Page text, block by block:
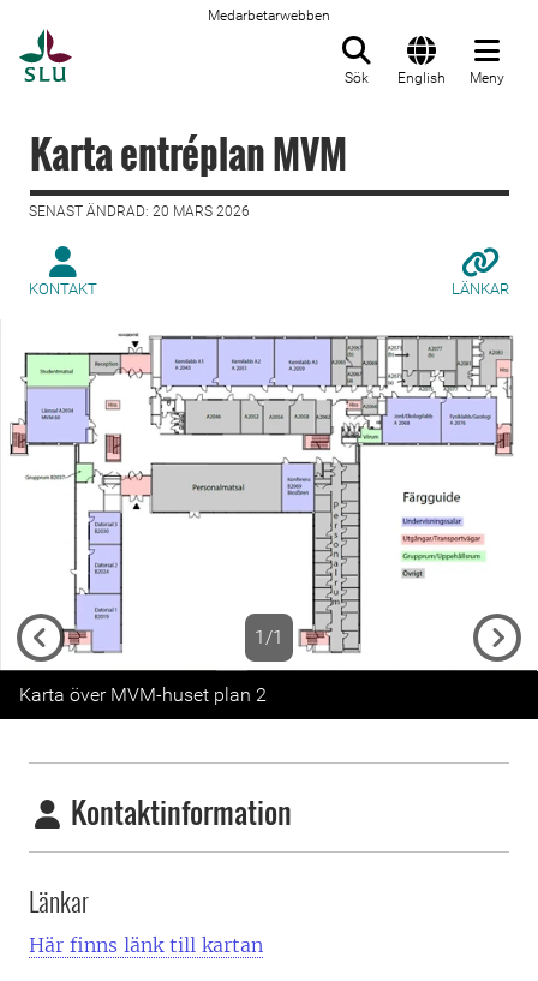
Medarbetarwebben
Sök English Meny
Karta entréplan MVM
SENAST ÄNDRAD: 20 MARS 2026
KONTAKT LÄNKAR
1/1
Previous
Karta över MVM-huset plan 2
Kontaktinformation
Länkar
Här finns länk till kartan